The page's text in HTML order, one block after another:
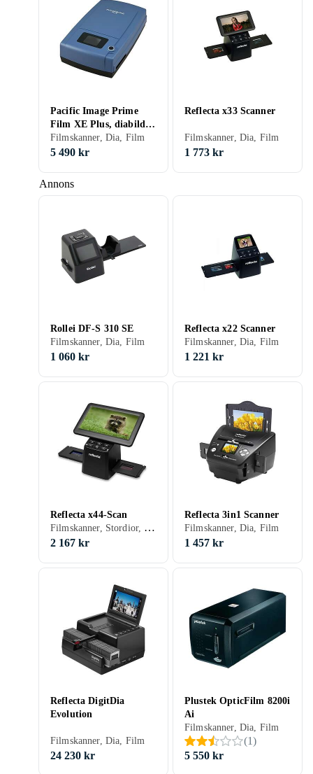
Annons
Pacific Image Prime
Film XE Plus, diabild
scanner
Filmskanner, Dia, Film
5 490 kr
Reflecta x33 Scanner
Filmskanner, Dia, Film
1 773 kr
Rollei DF-S 310 SE
Filmskanner, Dia, Film
1 060 kr
Reflecta x22 Scanner
Filmskanner, Dia, Film
1 221 kr
Reflecta x44-Scan
Filmskanner, Stordior, Dia, Film
2 167 kr
Reflecta 3in1 Scanner
Filmskanner, Dia, Film
1 457 kr
Reflecta DigitDia
Evolution
Filmskanner, Dia, Film
24 230 kr
Plustek OpticFilm 8200i
Ai
Filmskanner, Dia, Film
(1)
5 550 kr